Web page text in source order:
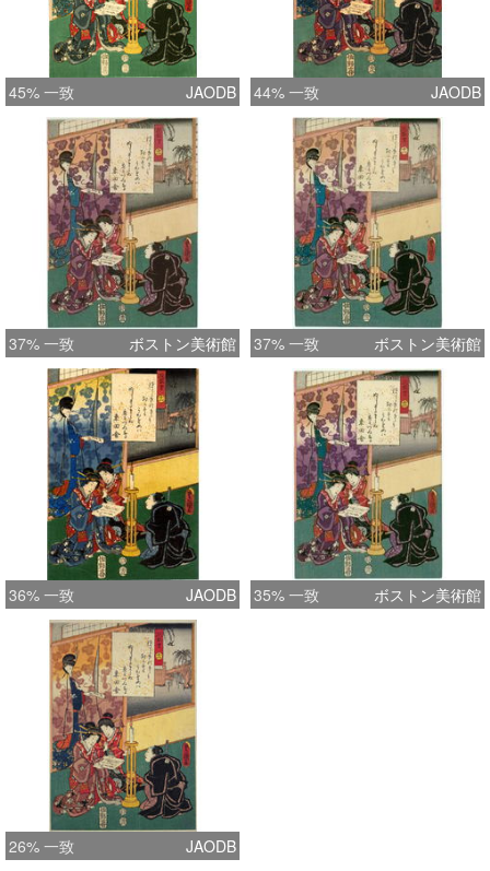
45% 一致 JAODB 44% 一致 JAODB
37% 一致 ボストン美術館 37% 一致 ボストン美術館
36% 一致 JAODB 35% 一致 ボストン美術館
26% 一致 JAODB